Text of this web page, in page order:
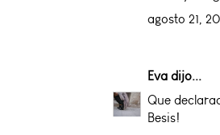
agosto 21,
Eva dijo...
Que
Besis!